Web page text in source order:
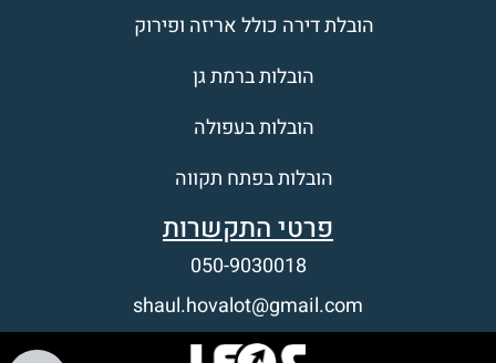
הובלת דירה כולל אריזה ופירוק
הובלות ברמת גן
הובלות בעפולה
הובלות בפתח תקווה
הובלות דירה במרכז
הובלות בחדרה
הובלות בראשון לציון
פרטי התקשרות
050-9030018
shaul.hovalot@gmail.com